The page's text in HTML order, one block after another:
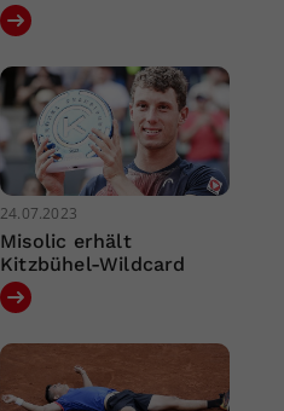
24.07.2023
Misolic erhält
Kitzbühel-Wildcard